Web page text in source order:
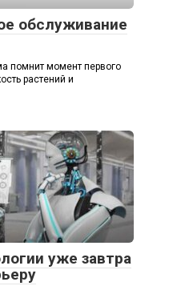
обслуживание
помнит момент первого
растений и
уже завтра